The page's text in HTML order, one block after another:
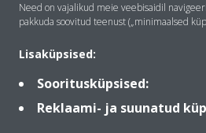
Kontakt
Need on vajalikud meie veebisaidil
pakkuda soovitud teenust („minimaalsed
Lisaküpsised:
Sooritusküpsised:
Reklaami- ja suunatud